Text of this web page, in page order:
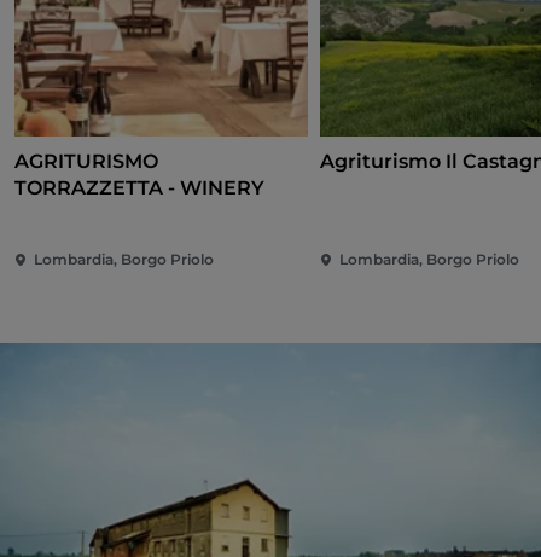
AGRITURISMO
TORRAZZETTA - WINERY
Lombardia, Borgo Priolo
Agriturismo Il
Lombardia, Borgo Priolo